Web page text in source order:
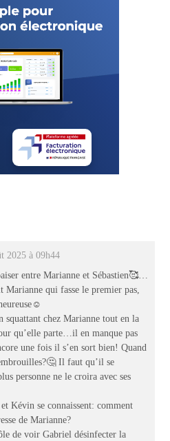
2025 à 09h44
entre Marianne et Sébastien🥰…
qui fasse le premier pas,
chez Marianne tout en la
qu’elle parte…il en manque pas
une fois il s’en sort bien! Quand
Il faut qu’il se
personne ne le croira avec ses
Kévin se connaissent: comment
de Marianne?
de voir Gabriel désinfecter la